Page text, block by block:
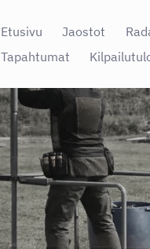
Etusivu Jaostot
Tapahtumat